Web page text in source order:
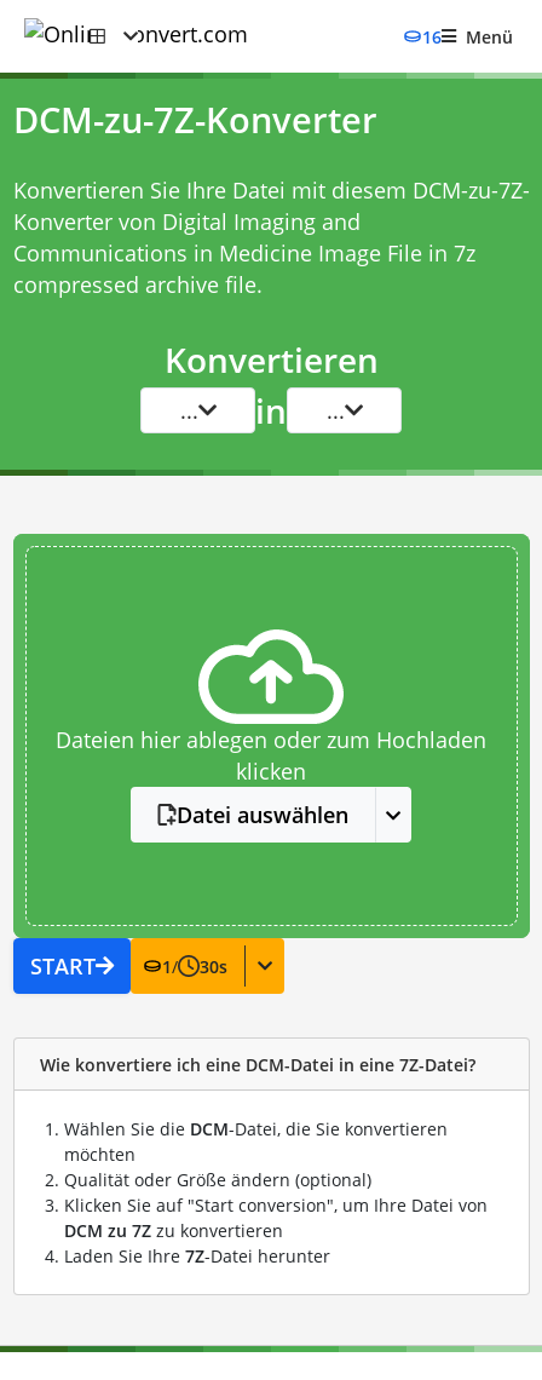
16 Menü
DCM-zu-7Z-Konverter
Konvertieren Sie Ihre Datei mit diesem DCM-zu-7Z-
Konvertervon Digital Imaging and
Communications in Medicine Image File in 7z
compressed archive file.
Konvertieren
... in ...
Dateien hier ablegen oder zum Hochladen
klicken
Datei auswählen
START 1/ 30s
Wie konvertiere ich eine DCM-Datei in eine 7Z-Datei?
Wählen Sie die DCM-Datei, die Sie konvertieren
möchten
Qualität oder Größe ändern (optional)
Klicken Sie auf "Start conversion", um Ihre Datei von
DCM zu 7Zzu konvertieren
Laden Sie Ihre 7Z-Datei herunter